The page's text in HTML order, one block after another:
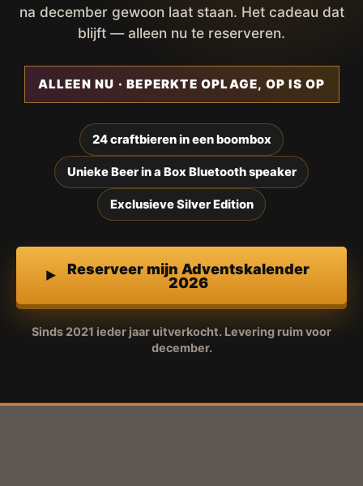
na december gewoon laat staan. Het cadeau dat
blijft — alleen nu te reserveren.
ALLEEN NU · BEPERKTE OPLAGE, OP IS OP
24 craftbieren in een boombox
Unieke Beer in a Box Bluetooth speaker
Exclusieve Silver Edition
Reserveer mijn Adventskalender
2026
Sinds 2021 ieder jaar uitverkocht. Levering ruim voor
december.